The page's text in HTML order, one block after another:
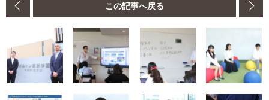
この記事へ戻る